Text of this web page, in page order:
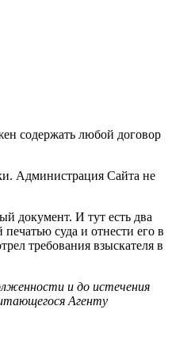
содержать любой договор
Администрация Сайта не
документ. И тут есть два
суда и отнести его в
требования взыскателя в
и до истечения
Агенту